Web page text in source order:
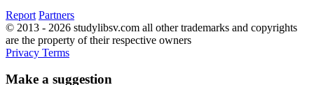
Report Partners
© 2013 - 2026 studylibsv.com all other trademarks and copyrights
are the property of their respective owners
Privacy Terms
Make a suggestion